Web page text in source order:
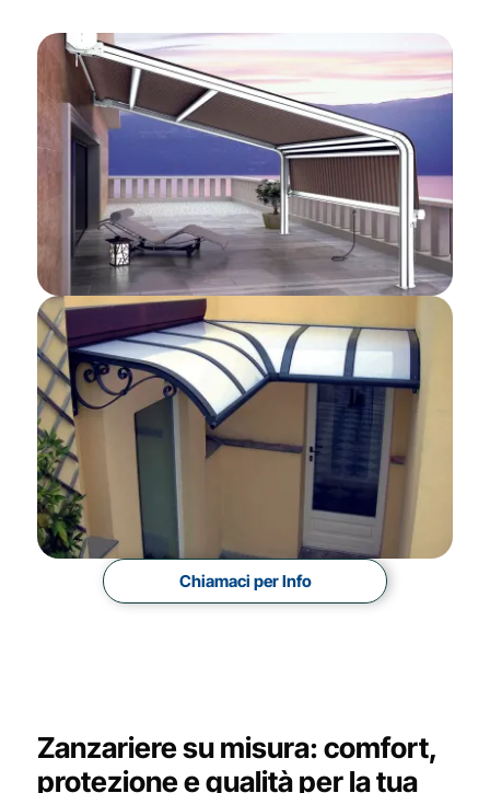
Chiamaci per Info
Zanzariere su misura: comfort,
protezione e qualità per la tua